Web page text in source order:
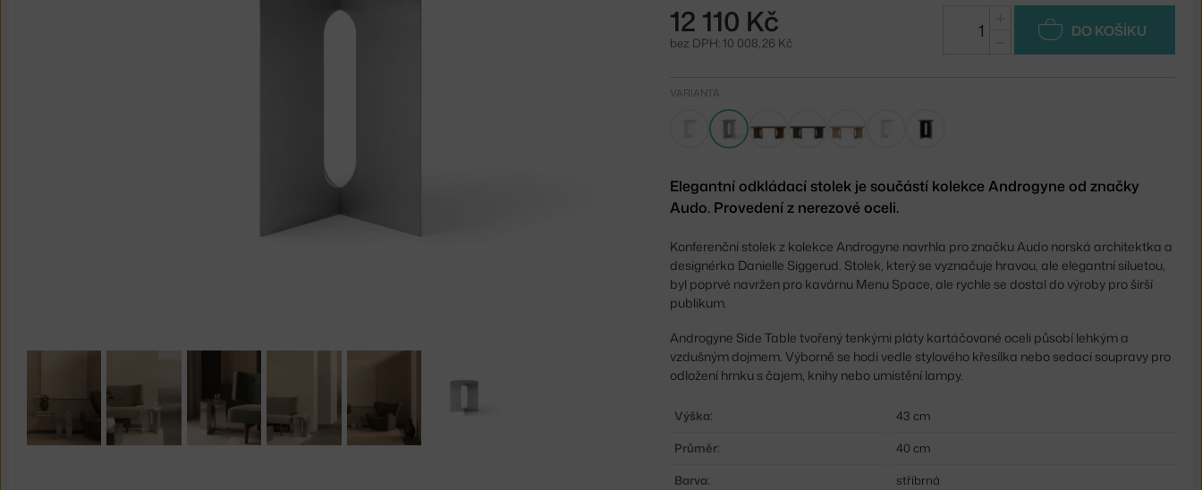
12 110 Kč
bez DPH: 10 008,26 Kč
DO KOŠÍKU
VARIANTA
Elegantní odkládací stolek je součástí kolekce Androgyne od značky
Audo. Provedení z nerezové oceli.
Konferenční stolek z kolekce Androgyne navrhla pro značku Audo norská architektka a
designérka Danielle Siggerud. Stolek, který se vyznačuje hravou, ale elegantní siluetou,
byl poprvé navržen pro kavárnu Menu Space, ale rychle se dostal do výroby pro širší
publikum.
Androgyne Side Table tvořený tenkými pláty kartáčované oceli působí lehkým a
vzdušným dojmem. Výborně se hodí vedle stylového křesílka nebo sedací soupravy pro
odložení hrnku s čajem, knihy nebo umístění lampy.
Výška:
43 cm
Průměr:
40 cm
Barva:
stříbrná